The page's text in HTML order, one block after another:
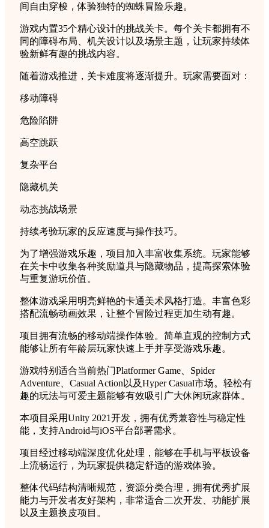
间自由穿梭，体验独特的蜘蛛冒险乐趣。
游戏内置35个精心设计的挑战关卡。每个关卡都拥有不
同的障碍布局、机关设计以及场景主题，让玩家持续体
验新鲜有趣的挑战内容。
随着游戏推进，关卡难度将逐渐提升。玩家需要面对：
移动障碍
危险陷阱
高空跳跃
复杂平台
隐藏机关
动态挑战场景
持续考验玩家的反应速度与操作技巧。
为了增强游戏乐趣，项目加入丰富收集系统。玩家能够
在关卡中收集各种奖励道具与隐藏物品，提高探索体验
与重复游玩价值。
整体游戏采用明亮鲜艳的卡通美术风格打造。丰富色彩
搭配流畅动画效果，让整个冒险过程更加生动有趣。
项目拥有流畅的移动端操作体验。简单直观的控制方式
能够让所有年龄层玩家快速上手并享受游戏乐趣。
游戏特别适合当前热门Platformer Game、Spider
Adventure、Casual Action以及Hyper Casual市场。轻松有
趣的玩法与可爱主题能够有效吸引广大休闲玩家群体。
本项目采用Unity 2021开发，拥有优秀兼容性与稳定性
能，支持Android与iOS平台部署需求。
项目经过移动端深度优化处理，能够在手机与平板设备
上流畅运行，为玩家提供稳定舒适的游戏体验。
整体代码结构清晰规范，资源分类合理，拥有优秀扩展
能力与开发者友好架构，非常适合二次开发、功能扩展
以及主题换皮项目。